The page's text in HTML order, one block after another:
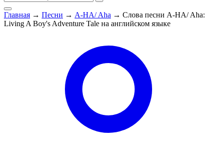
Главная → Песни → A-HA/ Aha → Слова песни A-HA/ Aha:
Living A Boy's Adventure Tale на английском языке